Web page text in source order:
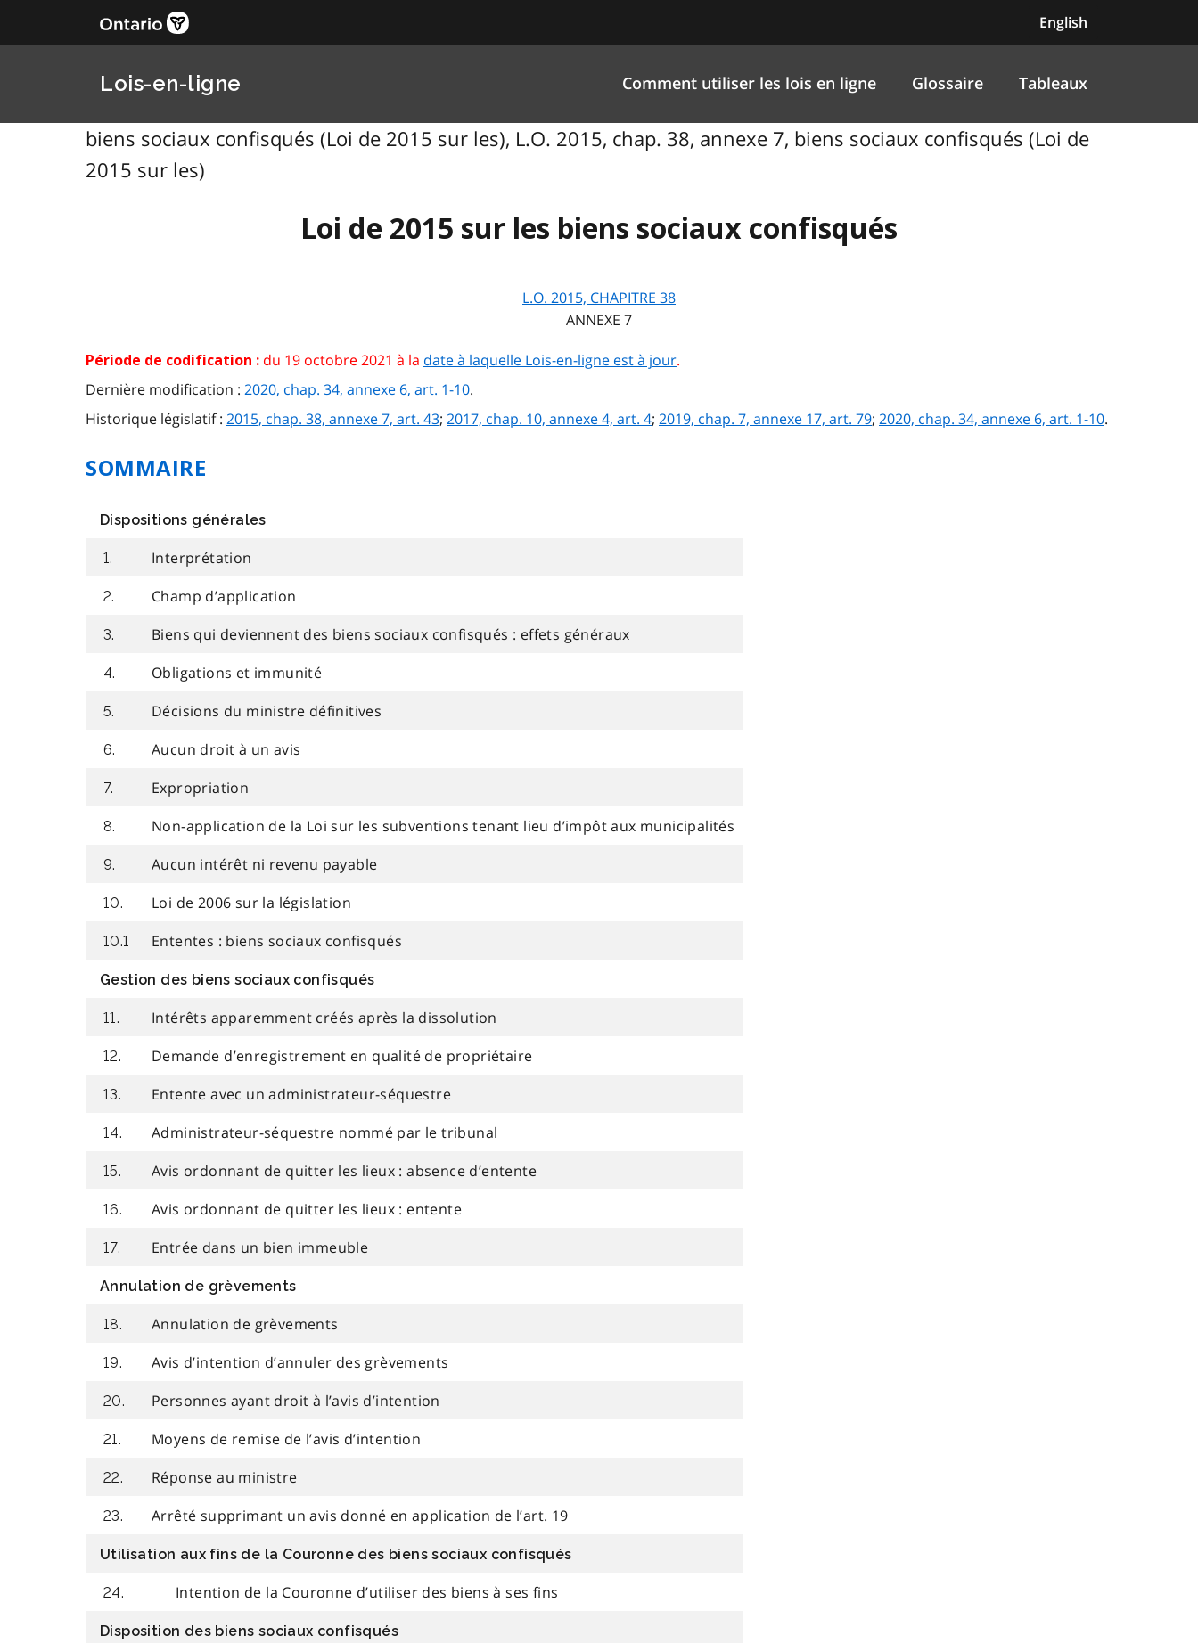
English
Lois-en-ligne Comment utiliser les lois en ligne Glossaire Tableaux
biens sociaux confisqués (Loi de 2015 sur les), L.O. 2015, chap. 38, annexe 7, biens sociaux confisqués (Loi de
2015 sur les)
Loi de 2015 sur les biens sociaux confisqués
L.O. 2015, CHAPITRE 38
ANNEXE 7
Période de codification : du 19 octobre 2021 à la date à laquelle Lois-en-ligne est à jour.
Dernière modification : 2020, chap. 34, annexe 6, art. 1-10.
Historique législatif : 2015, chap. 38, annexe 7, art. 43; 2017, chap. 10, annexe 4, art. 4; 2019, chap. 7, annexe 17, art. 79; 2020, chap. 34, annexe 6, art. 1-10.
SOMMAIRE
Dispositions générales
1. Interprétation
2. Champ d’application
3. Biens qui deviennent des biens sociaux confisqués : effets généraux
4. Obligations et immunité
5. Décisions du ministre définitives
6. Aucun droit à un avis
7. Expropriation
8. Non-application de la Loi sur les subventions tenant lieu d’impôt aux municipalités
9. Aucun intérêt ni revenu payable
10. Loi de 2006 sur la législation
10.1 Ententes : biens sociaux confisqués
Gestion des biens sociaux confisqués
11. Intérêts apparemment créés après la dissolution
12. Demande d’enregistrement en qualité de propriétaire
13. Entente avec un administrateur-séquestre
14. Administrateur-séquestre nommé par le tribunal
15. Avis ordonnant de quitter les lieux : absence d’entente
16. Avis ordonnant de quitter les lieux : entente
17. Entrée dans un bien immeuble
Annulation de grèvements
18. Annulation de grèvements
19. Avis d’intention d’annuler des grèvements
20. Personnes ayant droit à l’avis d’intention
21. Moyens de remise de l’avis d’intention
22. Réponse au ministre
23. Arrêté supprimant un avis donné en application de l’art. 19
Utilisation aux fins de la Couronne des biens sociaux confisqués
24. Intention de la Couronne d’utiliser des biens à ses fins
Disposition des biens sociaux confisqués